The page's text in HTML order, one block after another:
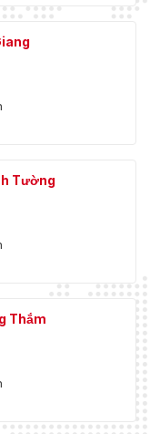
Tường
Thắm